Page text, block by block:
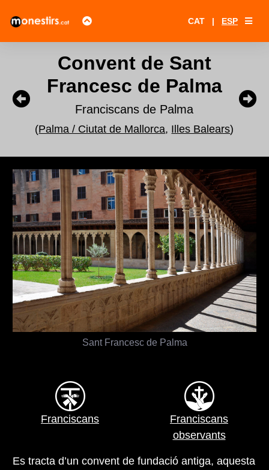
CAT | ESP
Convent de Sant
Francesc de Palma
Franciscans de Palma
(Palma / Ciutat de Mallorca, Illes Balears)
Sant Francesc de Palma
Franciscans
Franciscans
observants
Es tracta d’un convent de fundació antiga, aquesta